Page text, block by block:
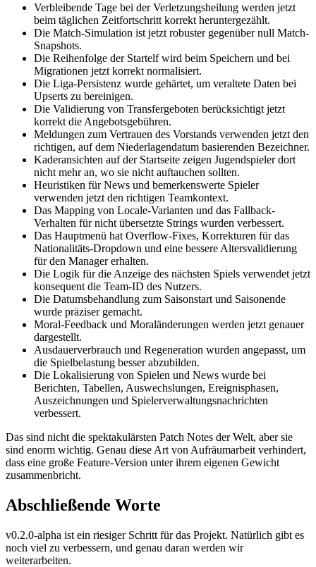
Verbleibende Tage bei der Verletzungsheilung werden jetzt
beim täglichen Zeitfortschritt korrekt heruntergezählt.
Die Match-Simulation ist jetzt robuster gegenüber null Match-
Snapshots.
Die Reihenfolge der Startelf wird beim Speichern und bei
Migrationen jetzt korrekt normalisiert.
Die Liga-Persistenz wurde gehärtet, um veraltete Daten bei
Upserts zu bereinigen.
Die Validierung von Transfergeboten berücksichtigt jetzt
korrekt die Angebotsgebühren.
Meldungen zum Vertrauen des Vorstands verwenden jetzt den
richtigen, auf dem Niederlagendatum basierenden Bezeichner.
Kaderansichten auf der Startseite zeigen Jugendspieler dort
nicht mehr an, wo sie nicht auftauchen sollten.
Heuristiken für News und bemerkenswerte Spieler
verwenden jetzt den richtigen Teamkontext.
Das Mapping von Locale-Varianten und das Fallback-
Verhalten für nicht übersetzte Strings wurden verbessert.
Das Hauptmenü hat Overflow-Fixes, Korrekturen für das
Nationalitäts-Dropdown und eine bessere Altersvalidierung
für den Manager erhalten.
Die Logik für die Anzeige des nächsten Spiels verwendet jetzt
konsequent die Team-ID des Nutzers.
Die Datumsbehandlung zum Saisonstart und Saisonende
wurde präziser gemacht.
Moral-Feedback und Moraländerungen werden jetzt genauer
dargestellt.
Ausdauerverbrauch und Regeneration wurden angepasst, um
die Spielbelastung besser abzubilden.
Die Lokalisierung von Spielen und News wurde bei
Berichten, Tabellen, Auswechslungen, Ereignisphasen,
Auszeichnungen und Spielerverwaltungsnachrichten
verbessert.
Das sind nicht die spektakulärsten Patch Notes der Welt, aber sie
sind enorm wichtig. Genau diese Art von Aufräumarbeit verhindert,
dass eine große Feature-Version unter ihrem eigenen Gewicht
zusammenbricht.
Abschließende Worte
v0.2.0-alpha ist ein riesiger Schritt für das Projekt. Natürlich gibt es
noch viel zu verbessern, und genau daran werden wir
weiterarbeiten.